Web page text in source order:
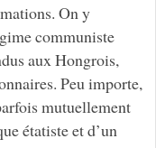
On y
communiste
aux Hongrois,
Peu importe,
mutuellement
étatiste et d’un